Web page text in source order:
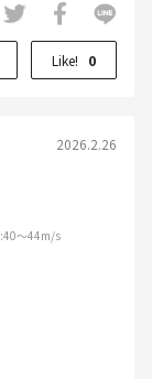
Like! 0
2026.2.26
:40～44m/s